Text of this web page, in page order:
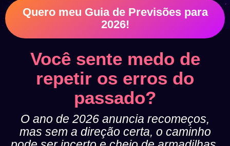
Quero meu Guia de Previsões para
2026!
Você sente medo de
repetir os erros do
passado?
O ano de 2026 anuncia recomeços,
mas sem a direção certa, o caminho